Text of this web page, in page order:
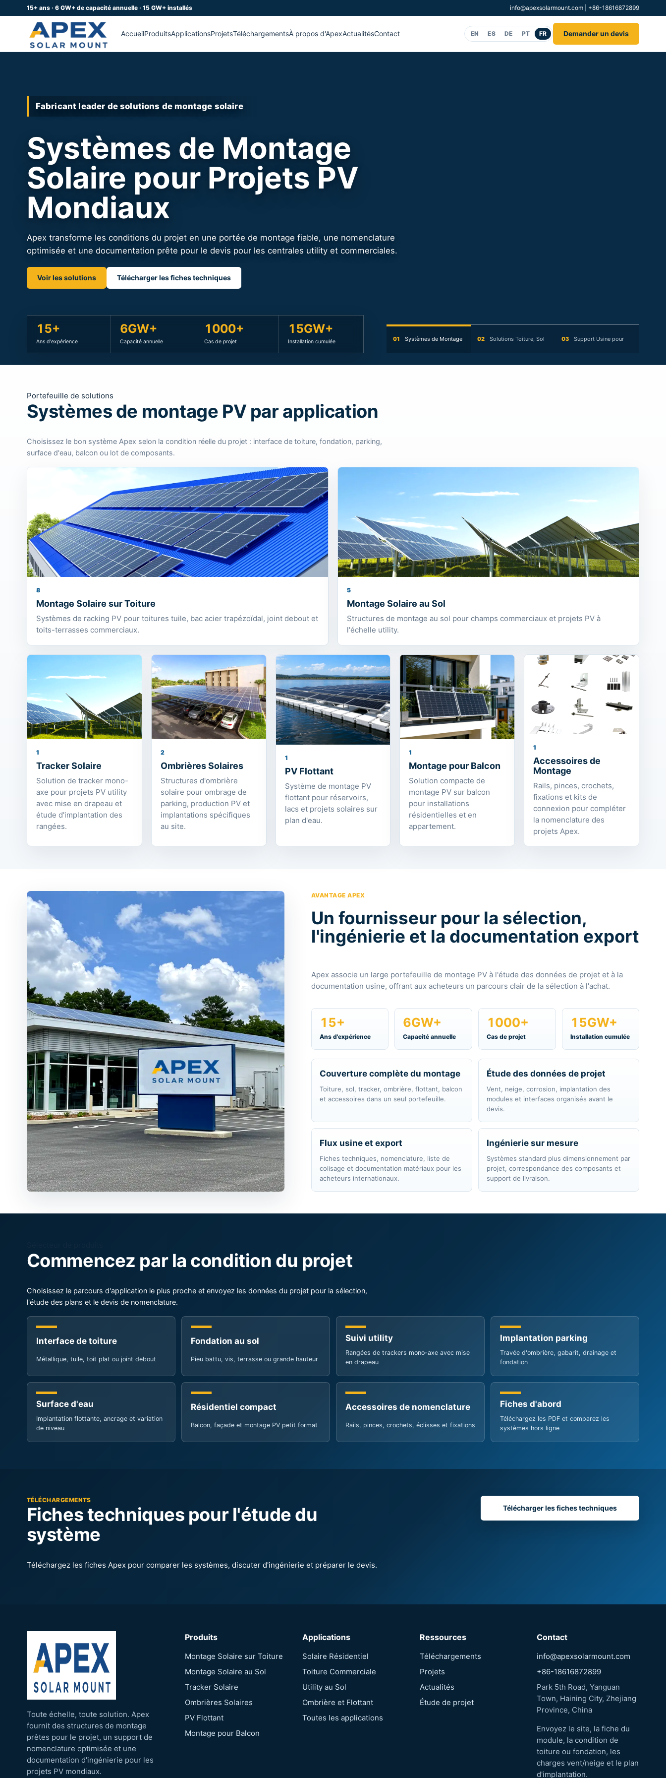
15+ ans · 6 GW+ de capacité annuelle · 15 GW+ installés info@apexsolarmount.com +86-18616872899
AccueilProduitsApplicationsProjetsTéléchargementsÀ propos d'ApexActualitésContact EN ES DE PT FR Demander un devis
Fabricant leader de solutions de montage solaire
Solutions Toiture, Sol,
Ombrière, Flottant et Balcon
Choisissez le système par application : interface de toiture, fondation, implantation de parking,
surface d'eau ou installation sur balcon.
Voir les solutions Télécharger les fiches techniques
Portefeuille de solutions
Choisissez le bon système Apex selon la condition réelle du projet : interface de toiture, fondation, parking,
surface d'eau, balcon ou lot de composants.
Montage Solaire sur Toiture
Systèmes de racking PV pour toitures tuile, bac acier trapézoïdal, joint debout et
toits-terrasses commerciaux.
5
Montage Solaire au Sol
Structures de montage au sol pour champs commerciaux et projets PV à
l'échelle utility.
1
Tracker Solaire
Solution de tracker mono-
axe pour projets PV utility
étude d'implantation des
rangées.
2
Ombrières Solaires
Structures d'ombrière
solaire pour ombrage de
implantations spécifiques
au site.
1
PV Flottant
Système de montage PV
flottant pour réservoirs,
plan d'eau.
1
Montage pour Balcon
Solution compacte de
montage PV sur balcon
pour installations
résidentielles et en
appartement.
Accessoires de
Rails, pinces, crochets,
fixations et kits de
connexion pour compléter
la nomenclature des
projets Apex.
Un fournisseur pour la sélection,
l'ingénierie et la documentation export
Apex associe un large portefeuille de montage PV à l'étude des données de projet et à la
15+
Ans d'expérience
6GW+
Capacité annuelle
1000+
Cas de projet
15GW+
Installation cumulée
Couverture complète du montage
Toiture, sol, tracker, ombrière, flottant, balcon
et accessoires dans un seul portefeuille.
Étude des données de projet
Vent, neige, corrosion, implantation des
modules et interfaces organisés avant le
devis.
Fiches techniques, nomenclature, liste de
colisage et documentation matériaux pour les
acheteurs internationaux.
Ingénierie sur mesure
Systèmes standard plus dimensionnement par
projet, correspondance des composants et
support de livraison.
Sélecteur de produits
Choisissez le parcours d'application le plus proche et envoyez les données du projet pour la sélection,
l'étude des plans et le devis de nomenclature.
Métallique, tuile, toit plat ou joint debout Pieu battu, vis, terrasse ou grande hauteur
Surface d'eau Résidentiel compact
Balcon, façade et montage PV petit format
Accessoires de nomenclature
Rails, pinces, crochets, éclisses et fixations
Fiches d'abord
système
Téléchargez les fiches Apex pour comparer les systèmes, discuter d'ingénierie et préparer le devis.
Toute échelle, toute solution. Apex
fournit des structures de montage
nomenclature optimisée et une
documentation d'ingénierie pour les
projets PV mondiaux.
LinkedInYouTubeFacebook
Montage Solaire au Sol
Tracker Solaire
Ombrières Solaires
PV Flottant
Montage pour Balcon
Toiture Commerciale
Utility au Sol
Ombrière et Flottant
Toutes les applications
Ressources
Projets
Actualités
Étude de projet
Contact
+86-18616872899
Park 5th Road, Yanguan
Town, Haining City, Zhejiang
Envoyez le site, la fiche du
module, la condition de
charges vent/neige et le plan
d'implantation.